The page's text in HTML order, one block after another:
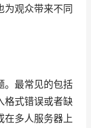
为观众带来不同
。最常见的包括
格式错误或者缺
在多人服务器上